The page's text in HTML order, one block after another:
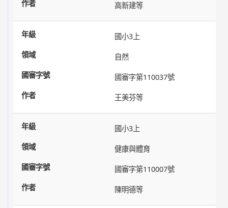
高新建等
國小3上
自然
國審字第110037號
王美芬等
國小3上
健康與體育
國審字第110007號
陳明德等